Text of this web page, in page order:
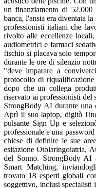
un finanziamento di
banca, l'ansia era diventata
professionisti italiani che
rivolto alle eccellenze
audiometrici e farmaci
fischio si placava solo
durante le ore di silenzio
"deve imparare a
protocollo di riqualificazione
dopo che un collega
riservato ai professionisti del
StrongBody AI durante una
Aprì il suo laptop, digitò